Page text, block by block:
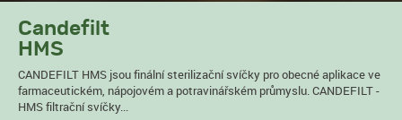
Candefilt
HMS
CANDEFILT HMS jsou finální sterilizační svíčky pro obecné aplikace ve
farmaceutickém, nápojovém a potravinářském průmyslu. CANDEFILT -
HMS filtrační svíčky...